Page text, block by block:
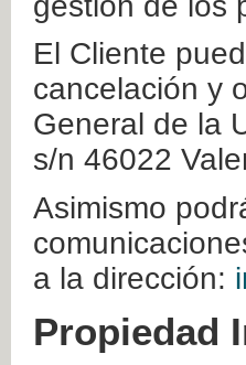
El Cliente
cancelación y
General de la
s/n 46022
Asimismo
a la dirección:
Propiedad